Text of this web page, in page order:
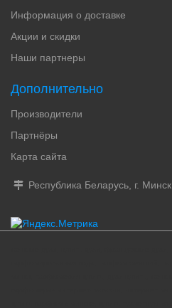
Информация о доставке
Акции и скидки
Наши партнеры
Дополнительно
Производители
Партнёры
Карта сайта
Республика Беларусь, г. Минск